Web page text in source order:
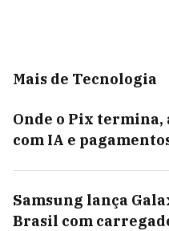
Mais de Tecnologia
Onde o Pix termina,
com IA e
Samsung lança
Brasil com